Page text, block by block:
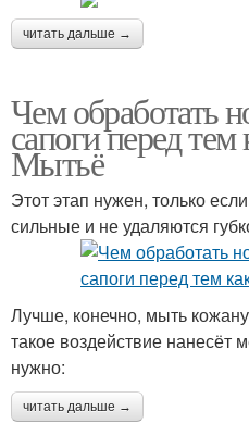
читать дальше →
Чем обработать
сапоги перед тем
Мытьё
Этот этап нужен, только
сильные и не удаляются
Лучше, конечно, мыть
такое воздействие нанесёт
нужно:
читать дальше →